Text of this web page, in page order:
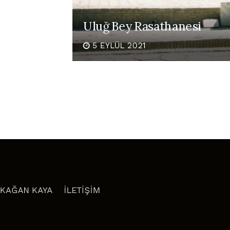
Uluğ Bey Rasathanesi
5 EYLÜL 2021
KAĞAN KAYA İLETİŞİM